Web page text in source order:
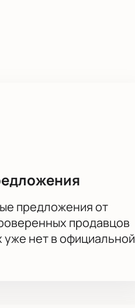
с залом. В этот вечер
схему зала, чтобы вы нашли
предложения от
продавцов
нет в официальной